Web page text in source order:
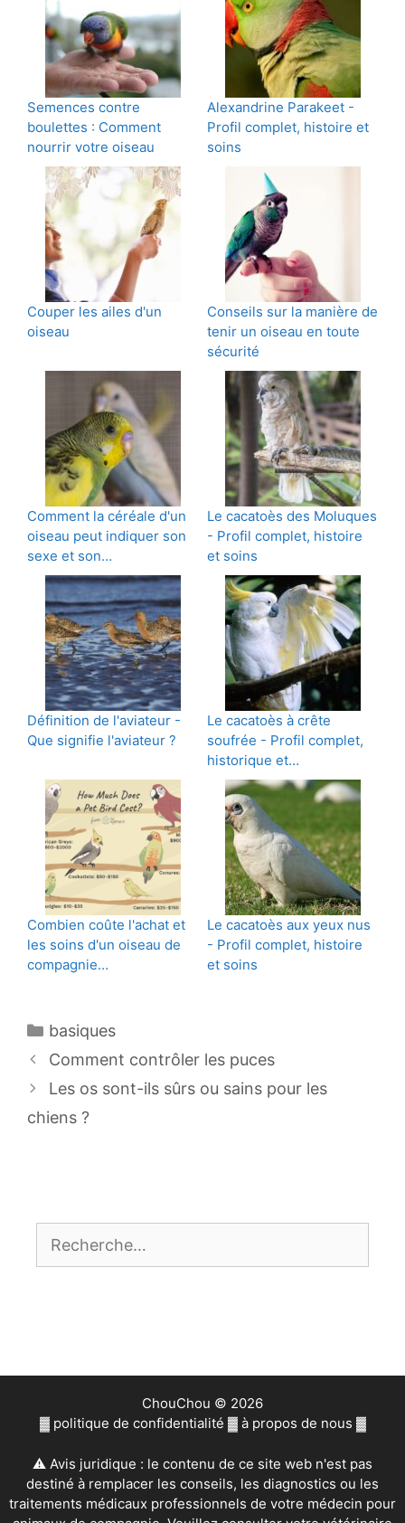
Semences contre
boulettes : Comment
nourrir votre oiseau
Alexandrine Parakeet -
Profil complet, histoire et
soins
Couper les ailes d'un
oiseau
Conseils sur la manière de
tenir un oiseau en toute
sécurité
Comment la céréale d'un
oiseau peut indiquer son
sexe et son…
Le cacatoès des Moluques
- Profil complet, histoire
et soins
Définition de l'aviateur -
Que signifie l'aviateur ?
Le cacatoès à crête
soufrée - Profil complet,
historique et…
Combien coûte l'achat et
les soins d'un oiseau de
compagnie…
Le cacatoès aux yeux nus
- Profil complet, histoire
et soins
Catégories
basiques
Navigation
des
Comment contrôler les puces
Les os sont-ils sûrs ou sains pour les
chiens ?
ChouChou © 2026
▓ politique de confidentialité ▓ à propos de nous ▓
⚠ Avis juridique : le contenu de ce site web n'est pas
destiné à remplacer les conseils, les diagnostics ou les
traitements médicaux professionnels de votre médecin pour